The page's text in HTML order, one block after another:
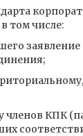
том числе:
заявление
членов КПК